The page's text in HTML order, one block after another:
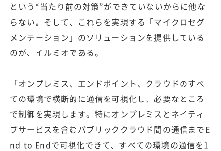
という“当たり前の対策”ができていないからに他な
らない。そして、これらを実現する「マイクロセグ
メンテーション」のソリューションを提供している
のが、イルミオである。
「オンプレミス、エンドポイント、クラウドのすべ
ての環境で横断的に通信を可視化し、必要なところ
で制御を実現します。特にオンプレミスとネイティ
ブサービスを含むパブリッククラウド間の通信までE
nd to Endで可視化できて、すべての環境の通信を1